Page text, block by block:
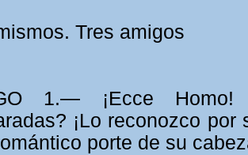
Tres amigos
1.— ¡Ecce
¡Lo reconozco por
porte de su